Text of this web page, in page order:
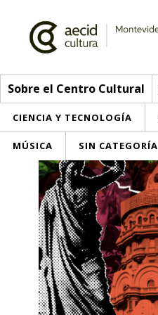
Sobre el Centro Cultural
CIENCIA Y TECNOLOGÍA
MÚSICA SIN CATEGORÍA
Sobre el Centro Cultural
Red AECID
Equipo
Instalaciones
Visítanos
Actividades
> Ir a Actividades
Esta semana
Inscripciones
Participa
Envíanos tu propuesta
Buzón de sugerencias
Noticias
Convocatorias